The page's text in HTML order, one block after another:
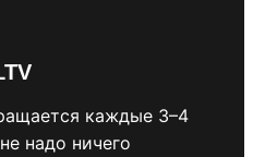
каждые 3–4
надо ничего